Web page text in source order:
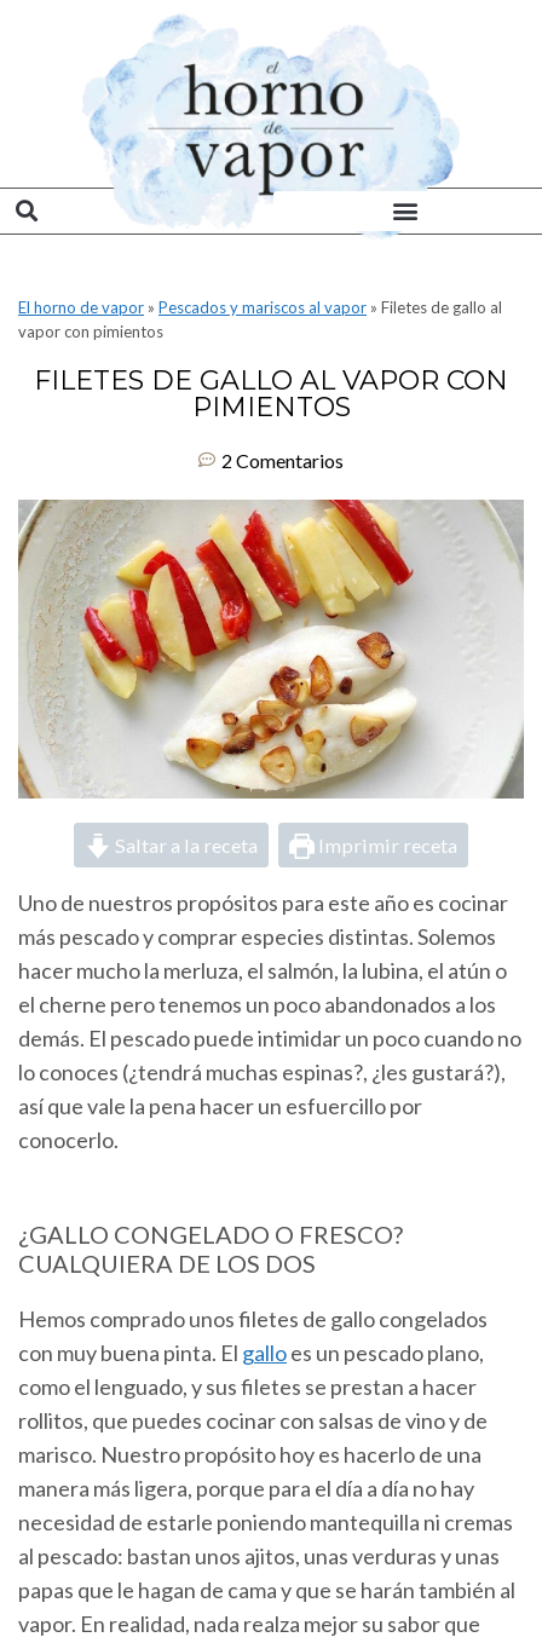
El horno de vapor » Pescados y mariscos al vapor » Filetes de gallo al
vapor con pimientos
FILETES DE GALLO AL VAPOR CON
PIMIENTOS
2 Comentarios
Saltar a la receta Imprimir receta
Uno de nuestros propósitos para este año es cocinar
más pescado y comprar especies distintas. Solemos
hacer mucho la merluza, el salmón, la lubina, el atún o
el cherne pero tenemos un poco abandonados a los
demás. El pescado puede intimidar un poco cuando no
lo conoces (¿tendrá muchas espinas?, ¿les gustará?),
así que vale la pena hacer un esfuercillo por
conocerlo.
¿GALLO CONGELADO O FRESCO?
CUALQUIERA DE LOS DOS
Hemos comprado unos filetes de gallo congelados
con muy buena pinta. El galloes un pescado plano,
como el lenguado, y sus filetes se prestan a hacer
rollitos, que puedes cocinar con salsas de vino y de
marisco. Nuestro propósito hoy es hacerlo de una
manera más ligera, porque para el día a día no hay
necesidad de estarle poniendo mantequilla ni cremas
al pescado: bastan unos ajitos, unas verduras y unas
papas que le hagan de cama y que se harán también al
vapor. En realidad, nada realza mejor su sabor que